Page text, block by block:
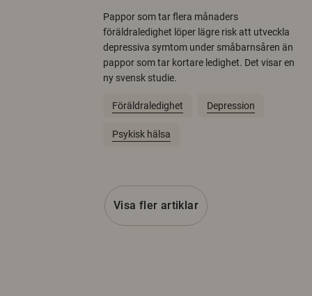
Pappor som tar flera månaders
föräldraledighet löper lägre risk att utveckla
depressiva symtom under småbarnsåren än
pappor som tar kortare ledighet. Det visar en
ny svensk studie.
Föräldraledighet Depression
Psykisk hälsa
Visa fler artiklar